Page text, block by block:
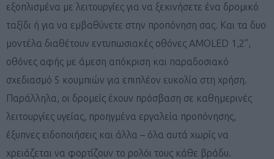
εξοπλισμένα με λειτουργίες για να ξεκινήσετε ένα δρομικό
ταξίδι ή για να εμβαθύνετε στην προπόνηση σας. Και τα δυο
μοντέλα διαθέτουν εντυπωσιακές οθόνες AMOLED 1,2”,
οθόνες αφής με άμεση απόκριση και παραδοσιακό
σχεδιασμό 5 κουμπιών για επιπλέον ευκολία στη χρήση.
Παράλληλα, οι δρομείς έχουν πρόσβαση σε καθημερινές
λειτουργίες υγείας, προηγμένα εργαλεία προπόνησης,
έξυπνες ειδοποιήσεις και άλλα – όλα αυτά χωρίς να
χρειάζεται να φορτίζουν το ρολόι τους κάθε βράδυ.